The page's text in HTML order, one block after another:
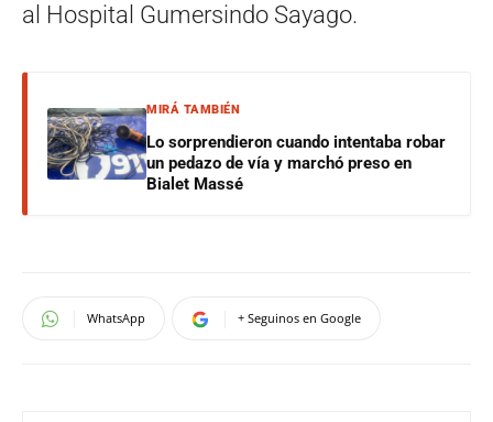
al Hospital Gumersindo Sayago.
MIRÁ TAMBIÉN
Lo sorprendieron cuando intentaba robar
un pedazo de vía y marchó preso en
Bialet Massé
WhatsApp + Seguinos en Google